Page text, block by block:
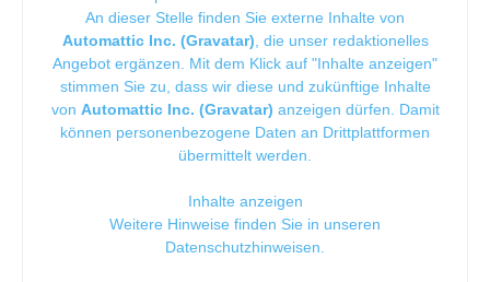
An dieser Stelle finden Sie externe Inhalte von
Automattic Inc. (Gravatar) , die unser redaktionelles
Angebot ergänzen. Mit dem Klick auf "Inhalte anzeigen"
stimmen Sie zu, dass wir diese und zukünftige Inhalte
von Automattic Inc. (Gravatar) anzeigen dürfen. Damit
können personenbezogene Daten an Drittplattformen
übermittelt werden.
Inhalte anzeigen
Weitere Hinweise finden Sie in unseren
Datenschutzhinweisen